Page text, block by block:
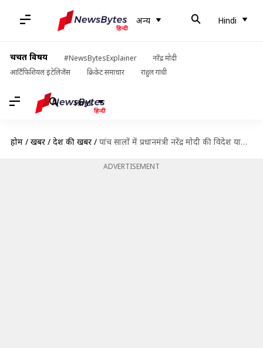
अन्य Hindi
चर्चित विषय #NewsBytesExplainer
नरेंद्र मोदी
आर्टिफिशियल इंटेलिजेंस
क्रिकेट समाचार राहुल गांधी
Hindi
होम / खबरें / देश की खबरें / पांच सालों में प्रधानमंत्री नरेंद्र मोदी की विदेश यात्राओं पर खर्च हुए 446 करोड़ रुपये
ADVERTISEMENT